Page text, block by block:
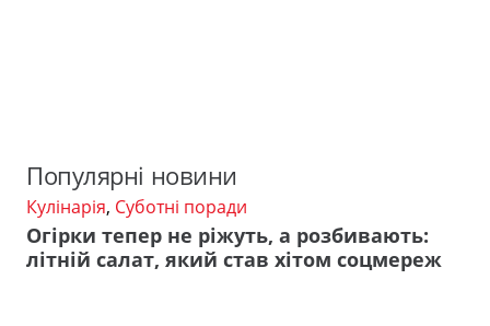
Популярні новини
Кулінарія, Суботні поради
Огірки тепер не ріжуть, а розбивають:
літній салат, який став хітом соцмереж